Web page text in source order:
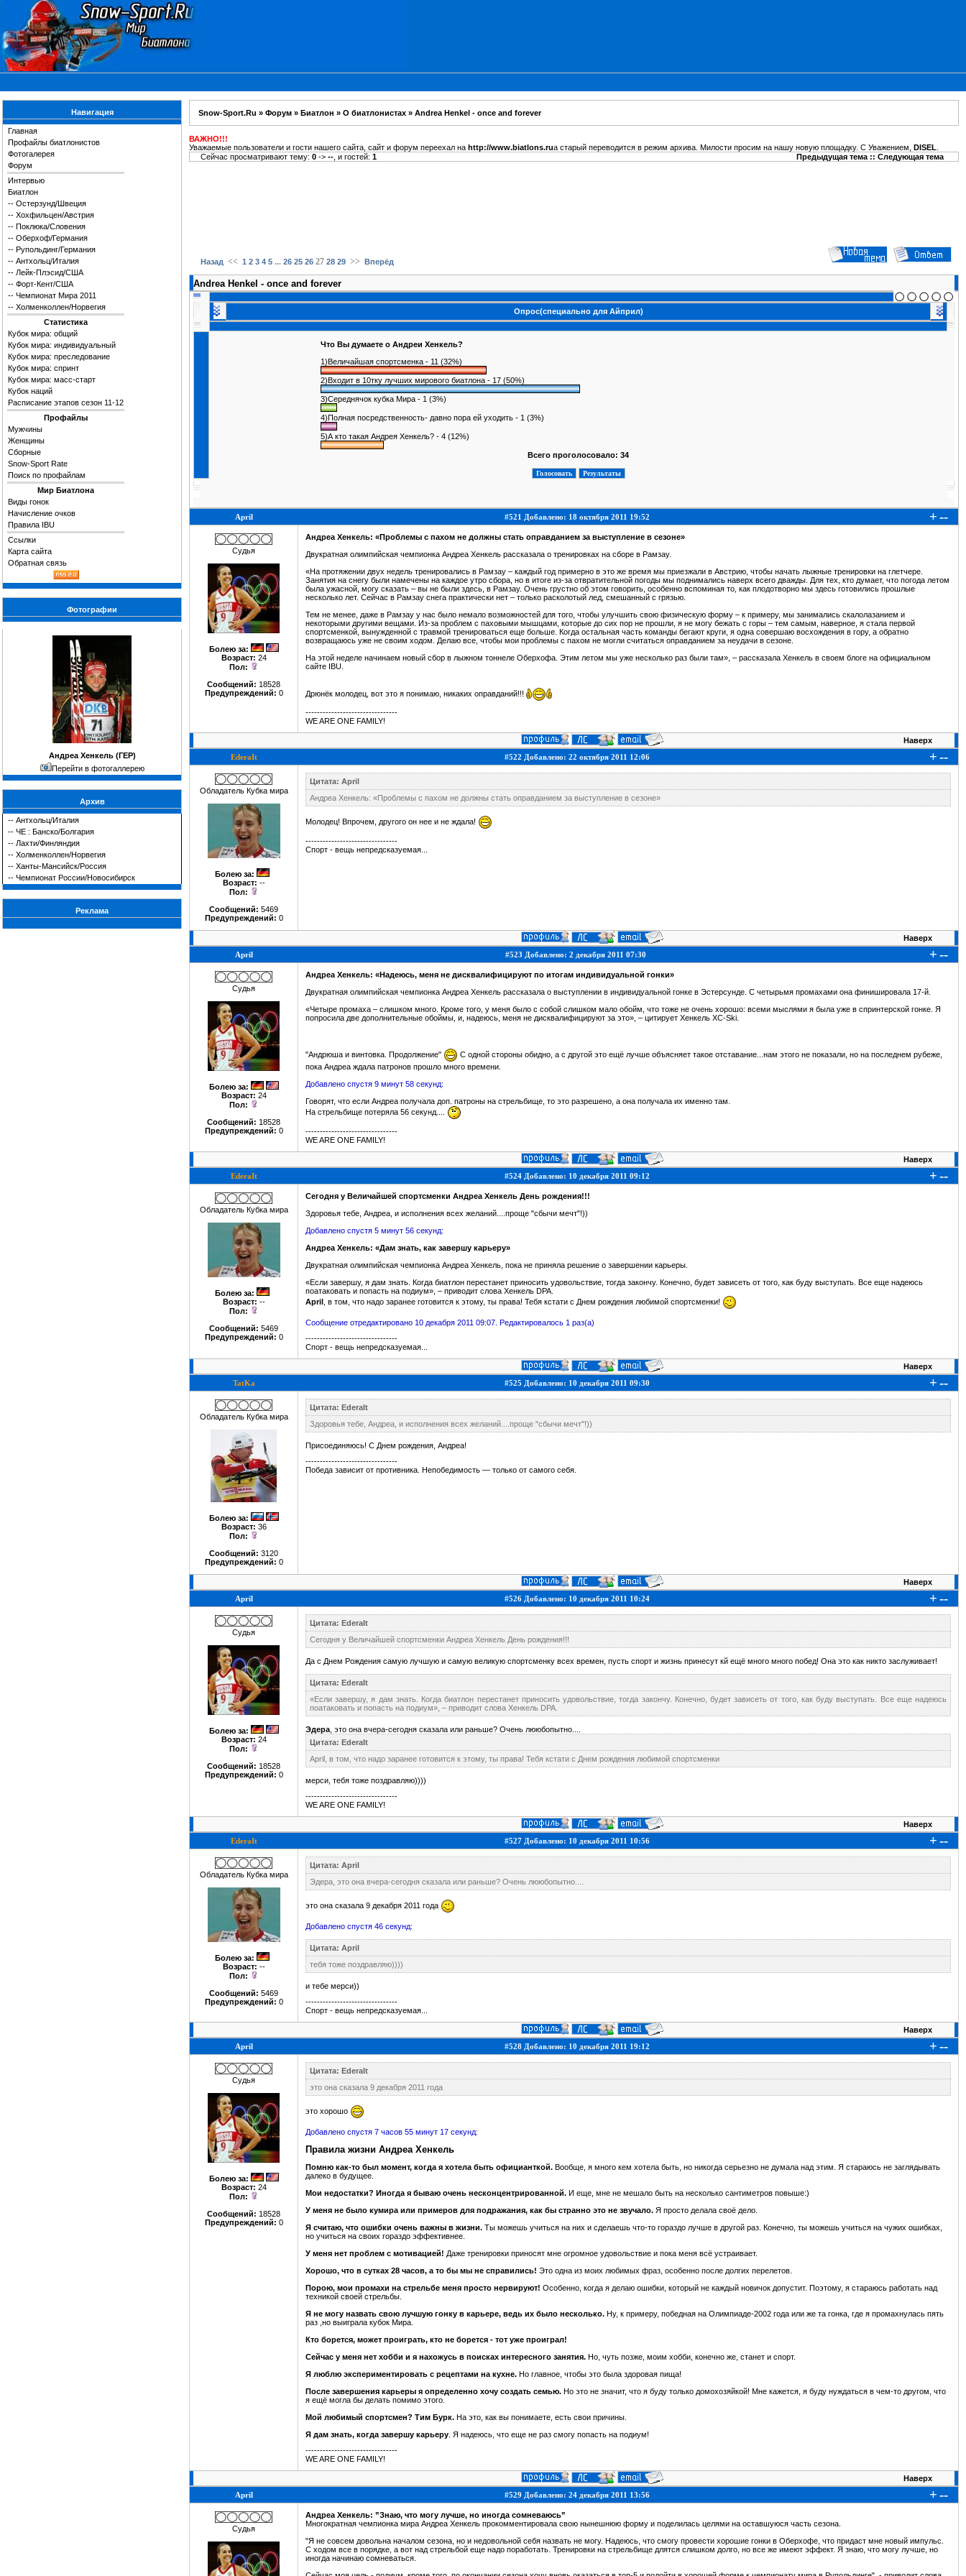
Навигация
Главная
Профайлы биатлонистов
Фотогалерея
Форум
Интервью
Биатлон
-- Остерзунд/Швеция
-- Хохфильцен/Австрия
-- Поклюка/Словения
-- Оберхоф/Германия
-- Рупольдинг/Германия
-- Антхольц/Италия
-- Лейк-Плэсид/США
-- Форт-Кент/США
-- Чемпионат Мира 2011
-- Холменколлен/Норвегия
Статистика
Кубок мира: общий
Кубок мира: индивидуальный
Кубок мира: преследование
Кубок мира: спринт
Кубок мира: масс-старт
Кубок наций
Расписание этапов сезон 11-12
Профайлы
Мужчины
Женщины
Сборные
Snow-Sport Rate
Поиск по профайлам
Мир Биатлона
Виды гонок
Начисление очков
Правила IBU
Ссылки
Карта сайта
Обратная связь
Фотографии
Андреа Хенкель (ГЕР)
Перейти в фотогаллерею
Архив
-- Антхольц/Италия
-- ЧЕ : Банско/Болгария
-- Лахти/Финляндия
-- Холменколлен/Норвегия
-- Ханты-Мансийск/Россия
-- Чемпионат России/Новосибирск
Реклама
Snow-Sport.Ru » Форум » Биатлон » О биатлонистах » Andrea Henkel - once and forever
ВАЖНО!!!
Уважаемые пользователи и гости нашего сайта, сайт и форум переехал на http://www.biatlons.ruа старый переводится в режим архива. Милости просим на нашу новую площадку. С Уважением, DISEL
Сейчас просматривают тему: 0 -> -- , и гостей: 1 Предыдущая тема :: Следующая тема
Назад << 1 2 3 4 5 ... 26 25 26 27 28 29 >> Вперёд
Andrea Henkel - once and forever
Опрос(специально для Айприл)
Что Вы думаете о Андреи Хенкель?
1)Величайшая спортсменка - 11 (32%)
2)Входит в 10тку лучших мирового биатлона - 17 (50%)
3)Середнячок кубка Мира - 1 (3%)
4)Полная посредственность- давно пора ей уходить - 1 (3%)
5)А кто такая Андрея Хенкель? - 4 (12%)
Всего проголосовало: 34
April #521 Добавлено: 18 октября 2011 19:52 +--
Судья
Болею за:
Возраст: 24
Пол:
Сообщений: 18528
Предупреждений: 0
Андреа Хенкель: «Проблемы с пахом не должны стать оправданием за выступление в сезоне»
Двукратная олимпийская чемпионка Андреа Хенкель рассказала о тренировках на сборе в Рамзау.
«На протяжении двух недель тренировались в Рамзау – каждый год примерно в это же время мы приезжали в Австрию, чтобы начать лыжные тренировки на глетчере.
Занятия на снегу были намечены на каждое утро сбора, но в итоге из-за отвратительной погоды мы поднимались наверх всего дважды. Для тех, кто думает, что погода летом
была ужасной, могу сказать – вы не были здесь, в Рамзау. Очень грустно об этом говорить, особенно вспоминая то, как плодотворно мы здесь готовились прошлые
несколько лет. Сейчас в Рамзау снега практически нет – только расколотый лед, смешанный с грязью.
Тем не менее, даже в Рамзау у нас было немало возможностей для того, чтобы улучшить свою физическую форму – к примеру, мы занимались скалолазанием и
некоторыми другими вещами. Из-за проблем с паховыми мышцами, которые до сих пор не прошли, я не могу бежать с горы – тем самым, наверное, я стала первой
спортсменкой, вынужденной с травмой тренироваться еще больше. Когда остальная часть команды бегают круги, я одна совершаю восхождения в гору, а обратно
возвращаюсь уже не своим ходом. Делаю все, чтобы мои проблемы с пахом не могли считаться оправданием за неудачи в сезоне.
На этой неделе начинаем новый сбор в лыжном тоннеле Оберхофа. Этим летом мы уже несколько раз были там», – рассказала Хенкель в своем блоге на официальном
сайте IBU.
Дрюнёк молодец, вот это я понимаю, никаких оправданий!!!
--------------------------------
WE ARE ONE FAMILY!
Наверх
EderaIt
#522 Добавлено: 22 октября 2011 12:06 +--
Обладатель Кубка мира
Болею за:
Возраст: --
Пол:
Сообщений: 5469
Предупреждений: 0
Цитата: April
Андреа Хенкель: «Проблемы с пахом не должны стать оправданием за выступление в сезоне»
Молодец! Впрочем, другого он нее и не ждала!
--------------------------------
Спорт - вещь непредсказуемая...
Наверх
April
#523 Добавлено: 2 декабря 2011 07:30 +--
Судья
Болею за:
Возраст: 24
Пол:
Сообщений: 18528
Предупреждений: 0
Андреа Хенкель: «Надеюсь, меня не дисквалифицируют по итогам индивидуальной гонки»
Двукратная олимпийская чемпионка Андреа Хенкель рассказала о выступлении в индивидуальной гонке в Эстерсунде. С четырьмя промахами она финишировала 17-й.
«Четыре промаха – слишком много. Кроме того, у меня было с собой слишком мало обойм, что тоже не очень хорошо: всеми мыслями я была уже в спринтерской гонке. Я
попросила две дополнительные обоймы, и, надеюсь, меня не дисквалифицируют за это», – цитирует Хенкель XC-Ski.
"Андрюша и винтовка. Продолжение"
С одной стороны обидно, а с другой это ещё лучше объясняет такое отставание...нам этого не показали, но на последнем рубеже,
пока Андреа ждала патронов прошло много времени.
Добавлено спустя 9 минут 58 секунд:
Говорят, что если Андреа получала доп. патроны на стрельбище, то это разрешено, а она получала их именно там.
На стрельбище потеряла 56 секунд....
--------------------------------
WE ARE ONE FAMILY!
Наверх
EderaIt
#524 Добавлено: 10 декабря 2011 09:12 +--
Обладатель Кубка мира
Болею за:
Возраст: --
Пол:
Сообщений: 5469
Предупреждений: 0
Сегодня у Величайшей спортсменки Андреа Хенкель День рождения!!!
Здоровья тебе, Андреа, и исполнения всех желаний....проще "сбычи мечт"!))
Добавлено спустя 5 минут 56 секунд:
Андреа Хенкель: «Дам знать, как завершу карьеру»
Двукратная олимпийская чемпионка Андреа Хенкель, пока не приняла решение о завершении карьеры.
«Если завершу, я дам знать. Когда биатлон перестанет приносить удовольствие, тогда закончу. Конечно, будет зависеть от того, как буду выступать. Все еще надеюсь
поатаковать и попасть на подиум», – приводит слова Хенкель DPA.
April , в том, что надо заранее готовится к этому, ты права! Тебя кстати с Днем рождения любимой спортсменки!
Сообщение отредактировано 10 декабря 2011 09:07. Редактировалось 1 раз(а)
--------------------------------
Спорт - вещь непредсказуемая...
Наверх
TatKa
#525 Добавлено: 10 декабря 2011 09:30 +--
Обладатель Кубка мира
Болею за:
Возраст: 36
Пол:
Сообщений: 3120
Предупреждений: 0
Цитата: EderaIt
Здоровья тебе, Андреа, и исполнения всех желаний....проще "сбычи мечт"!))
Присоединяюсь! С Днем рождения, Андреа!
--------------------------------
Победа зависит от противника. Непобедимость — только от самого себя.
Наверх
April
#526 Добавлено: 10 декабря 2011 10:24 +--
Судья
Болею за:
Возраст: 24
Пол:
Сообщений: 18528
Предупреждений: 0
Цитата: EderaIt
Сегодня у Величайшей спортсменки Андреа Хенкель День рождения!!!
Да с Днем Рождения самую лучшую и самую великую спортсменку всех времен, пусть спорт и жизнь принесут кй ещё много много побед! Она это как никто заслуживает!
Цитата: EderaIt
«Если завершу, я дам знать. Когда биатлон перестанет приносить удовольствие, тогда закончу. Конечно, будет зависеть от того, как буду выступать. Все еще надеюсь
поатаковать и попасть на подиум», – приводит слова Хенкель DPA.
Эдера , это она вчера-сегодня сказала или раньше? Очень лююбопытно....
Цитата: EderaIt
April, в том, что надо заранее готовится к этому, ты права! Тебя кстати с Днем рождения любимой спортсменки
мерси, тебя тоже поздравляю))))
--------------------------------
WE ARE ONE FAMILY!
Наверх
EderaIt
#527 Добавлено: 10 декабря 2011 10:56 +--
Обладатель Кубка мира
Болею за:
Возраст: --
Пол:
Сообщений: 5469
Предупреждений: 0
Цитата: April
Эдера, это она вчера-сегодня сказала или раньше? Очень лююбопытно....
это она сказала 9 декабря 2011 года
Добавлено спустя 46 секунд:
Цитата: April
тебя тоже поздравляю))))
и тебе мерси))
--------------------------------
Спорт - вещь непредсказуемая...
Наверх
April
#528 Добавлено: 10 декабря 2011 19:12 +--
Судья
Болею за:
Возраст: 24
Пол:
Сообщений: 18528
Предупреждений: 0
Цитата: EderaIt
это она сказала 9 декабря 2011 года
это хорошо
Добавлено спустя 7 часов 55 минут 17 секунд:
Правила жизни Андреа Хенкель
Помню как-то был момент, когда я хотела быть официанткой. Вообще, я много кем хотела быть, но никогда серьезно не думала над этим. Я стараюсь не заглядывать
далеко в будущее.
Мои недостатки? Иногда я бываю очень несконцентрированной. И еще, мне не мешало быть на несколько сантиметров повыше:)
У меня не было кумира или примеров для подражания, как бы странно это не звучало. Я просто делала своё дело.
Я считаю, что ошибки очень важны в жизни. Ты можешь учиться на них и сделаешь что-то гораздо лучше в другой раз. Конечно, ты можешь учиться на чужих ошибках,
но учиться на своих гораздо эффективнее.
У меня нет проблем с мотивацией! Даже тренировки приносят мне огромное удовольствие и пока меня всё устраивает.
Хорошо, что в сутках 28 часов, а то бы мы не справились! Это одна из моих любимых фраз, особенно после долгих перелетов.
Порою, мои промахи на стрельбе меня просто нервируют! Особенно, когда я делаю ошибки, который не каждый новичок допустит. Поэтому, я стараюсь работать над
техникой своей стрельбы.
Я не могу назвать свою лучшую гонку в карьере, ведь их было несколько. Ну, к примеру, победная на Олимпиаде-2002 года или же та гонка, где я промахнулась пять
раз ,но выиграла кубок Мира.
Кто борется, может проиграть, кто не борется - тот уже проиграл!
Сейчас у меня нет хобби и я нахожусь в поисках интересного занятия. Но, чуть позже, моим хобби, конечно же, станет и спорт.
Я люблю экспериментировать с рецептами на кухне. Но главное, чтобы это была здоровая пища!
После завершения карьеры я определенно хочу создать семью. Но это не значит, что я буду только домохозяйкой! Мне кажется, я буду нуждаться в чем-то другом, что
я ещё могла бы делать помимо этого.
Мой любимый спортсмен? Тим Бурк. На это, как вы понимаете, есть свои причины.
Я дам знать, когда завершу карьеру . Я надеюсь, что еще не раз смогу попасть на подиум!
--------------------------------
WE ARE ONE FAMILY!
Наверх
April
#529 Добавлено: 24 декабря 2011 13:56 +--
Судья
Андреа Хенкель: ”Знаю, что могу лучше, но иногда сомневаюсь”
Многократная чемпионка мира Андреа Хенкель прокомментировала свою нынешнюю форму и поделилась целями на оставшуюся часть сезона.
"Я не совсем довольна началом сезона, но и недовольной себя назвать не могу. Надеюсь, что смогу провести хорошие гонки в Оберхофе, что придаст мне новый импульс.
С ходом все в порядке, а вот над стрельбой еще надо поработать. Тренировки на стрельбище длятся слишком долго, но все же имеют эффект. Я знаю, что могу лучше, но
иногда начинаю сомневаться.